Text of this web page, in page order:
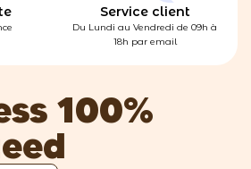
Service client
Du Lundi au Vendredi de 09h à
18h par email
100%